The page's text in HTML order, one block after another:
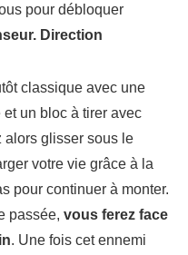
pour débloquer
Direction
classique avec une
un bloc à tirer avec
alors glisser sous le
votre vie grâce à la
pour continuer à monter.
passée, vous ferez face
. Une fois cet ennemi